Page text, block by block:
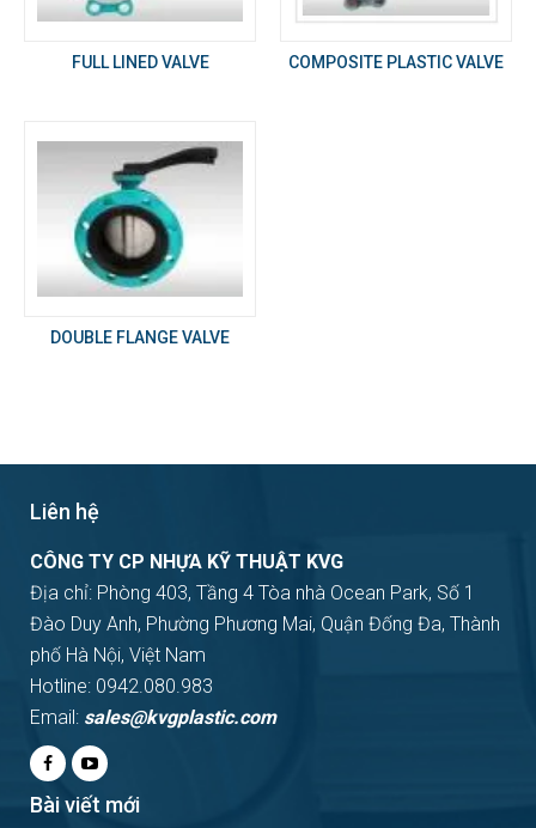
FULL LINED VALVE COMPOSITE PLASTIC VALVE
DOUBLE FLANGE VALVE
Liên hệ
CÔNG TY CP NHỰA KỸ THUẬT KVG
Địa chỉ: Phòng 403, Tầng 4 Tòa nhà Ocean Park, Số 1
Đào Duy Anh, Phường Phương Mai, Quận Đống Đa, Thành
phố Hà Nội, Việt Nam
Hotline: 0942.080.983
Email: sales@kvgplastic.com
Bài viết mới